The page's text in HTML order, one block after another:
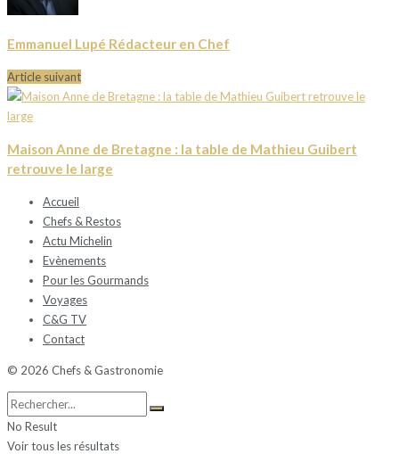
Emmanuel Lupé Rédacteur en Chef
Article suivant
Maison Anne de Bretagne : la table de Mathieu Guibert
retrouve le large
Accueil
Chefs & Restos
Actu Michelin
Evènements
Pour les Gourmands
Voyages
C&G TV
Contact
© 2026 Chefs & Gastronomie
No Result
Voir tous les résultats